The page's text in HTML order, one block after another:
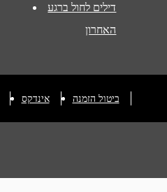
דילים לחול ברגע
האחרון
אינדקס ביטול הזמנה